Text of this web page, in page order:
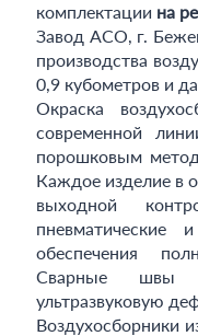
комплектации на
Завод АСО, г.
производства
0,9 кубометров и
Окраска
современной
порошковым
Каждое изделие в
выходной
пневматические
обеспечения
Сварные швы
ультразвуковую
Воздухосборники